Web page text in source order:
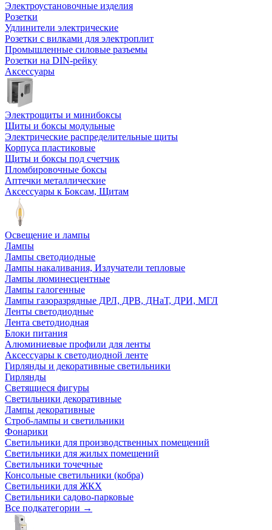
Электроустановочные изделия
Розетки
Удлинители электрические
Розетки с вилками для электроплит
Промышленные силовые разъемы
Розетки на DIN-рейку
Аксессуары
Электрощиты и минибоксы
Щиты и боксы модульные
Электрические распределительные щиты
Корпуса пластиковые
Щиты и боксы под счетчик
Пломбировочные боксы
Аптечки металлические
Аксессуары к Боксам, Щитам
Освещение и лампы
Лампы
Лампы светодиодные
Лампы накаливания, Излучатели тепловые
Лампы люминесцентные
Лампы галогенные
Лампы газоразрядные ДРЛ, ДРВ, ДНаТ, ДРИ, МГЛ
Ленты светодиодные
Лента светодиодная
Блоки питания
Алюминиевые профили для ленты
Аксессуары к светодиодной ленте
Гирлянды и декоративные светильники
Гирлянды
Светящиеся фигуры
Светильники декоративные
Лампы декоративные
Строб-лампы и светильники
Фонарики
Светильники для производственных помещений
Светильники для жилых помещений
Светильники точечные
Консольные светильники (кобра)
Светильники для ЖКХ
Светильники садово-парковые
Все подкатегории →